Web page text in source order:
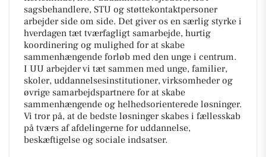
sagsbehandlere, STU og støttekontaktpersoner
arbejder side om side. Det giver os en særlig styrke i
hverdagen tæt tværfagligt samarbejde, hurtig
koordinering og mulighed for at skabe
sammenhængende forløb med den unge i centrum.
I UU arbejder vi tæt sammen med unge, familier,
skoler, uddannelsesinstitutioner, virksomheder og
øvrige samarbejdspartnere for at skabe
sammenhængende og helhedsorienterede løsninger.
Vi tror på, at de bedste løsninger skabes i fællesskab
på tværs af afdelingerne for uddannelse,
beskæftigelse og sociale indsatser.